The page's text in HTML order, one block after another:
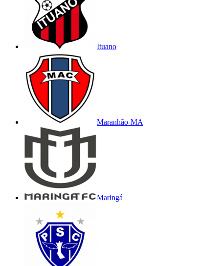
Ituano
Maranhão-MA
Maringá